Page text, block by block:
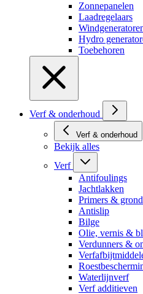
Zonnepanelen
Laadregelaars
Hydro
Toebehoren
Verf & onderhoud
Verf & onderhoud
Bekijk alles
Verf
Antifoulings
Jachtlakken
Primers &
Antislip
Bilge
Olie, vernis &
Verdunners &
Waterlijnverf
Verf additieven